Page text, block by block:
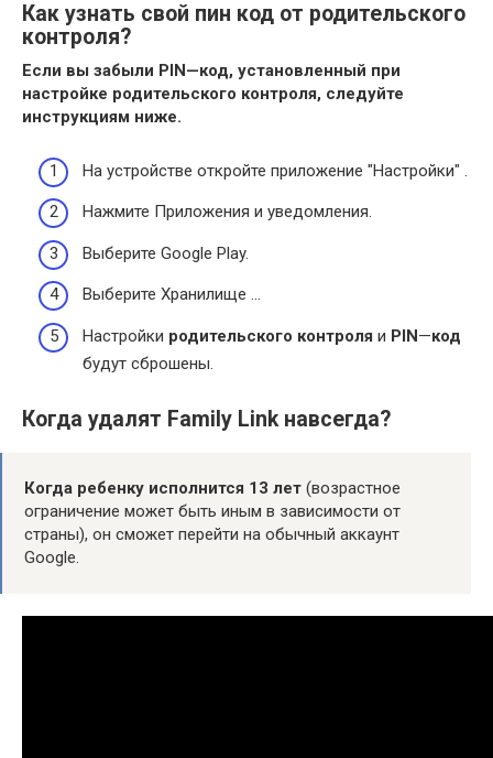
Как узнать свой пин код от родительского
контроля?
Если вы забыли PIN—код, установленный при
настройке родительского контроля, следуйте
инструкциям ниже.
На устройстве откройте приложение "Настройки" .
Нажмите Приложения и уведомления.
Выберите Google Play.
Выберите Хранилище …
Настройки родительского контроля и PIN—код
будут сброшены.
Когда удалят Family Link навсегда?
Когда ребенку исполнится 13 лет (возрастное
ограничение может быть иным в зависимости от
страны), он сможет перейти на обычный аккаунт
Google.